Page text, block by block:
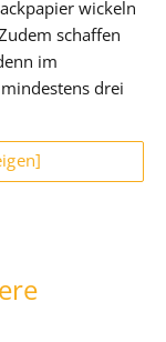
wickeln
schaffen
im
drei